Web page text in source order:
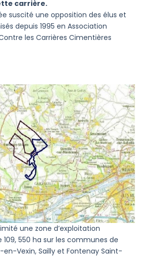
carrière.
suscité une opposition des élus et
depuis 1995 en Association
les Carrières Cimentières
une zone d’exploitation
550 ha sur les communes de
Vexin, Sailly et Fontenay Saint-